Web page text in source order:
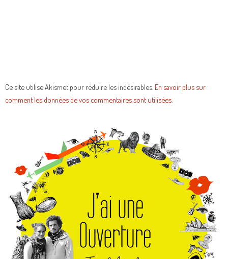
Ce site utilise Akismet pour réduire les indésirables. En savoir plus sur
comment les données de vos commentaires sont utilisées